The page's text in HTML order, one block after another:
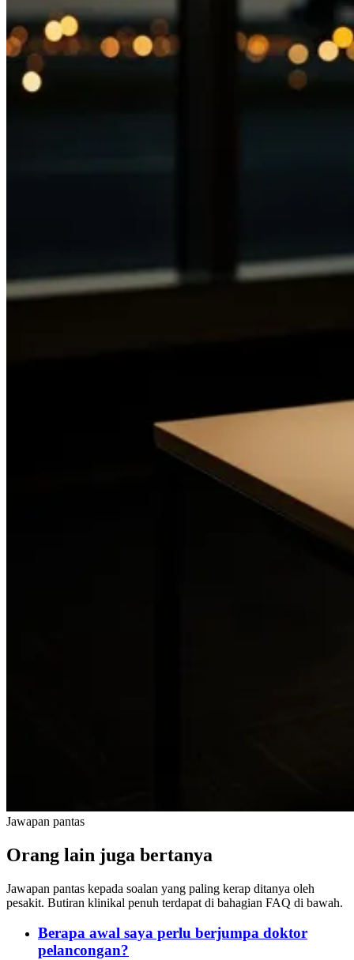
Jawapan pantas
Orang lain juga bertanya
Jawapan pantas kepada soalan yang paling kerap ditanya oleh
pesakit. Butiran klinikal penuh terdapat di bahagian FAQ di bawah.
Berapa awal saya perlu berjumpa doktor
pelancongan?